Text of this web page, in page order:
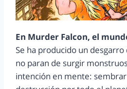
En Murder Falcon, el
Se ha producido un
no paran de surgir
intención en mente: